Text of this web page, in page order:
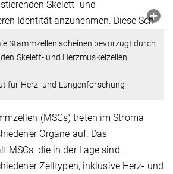
Stammzellen scheinen bevorzugt durch
Skelett- und Herzmuskelzellen
für Herz- und Lungenforschung
(MSCs) treten im Stroma
Organe auf. Das
MSCs, die in der Lage sind,
Zelltypen, inklusive Herz- und